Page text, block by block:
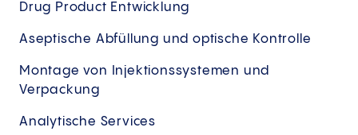
Drug Product Entwicklung
Aseptische Abfüllung und optische Kontrolle
Montage von Injektionssystemen und
Verpackung
Analytische Services